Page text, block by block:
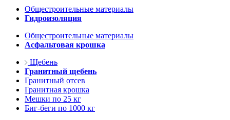
Общестроительные материалы
Гидроизоляция
Общестроительные материалы
Асфальтовая крошка
Щебень
Гранитный щебень
Гранитный отсев
Гранитная крошка
Мешки по 25 кг
Биг-беги по 1000 кг